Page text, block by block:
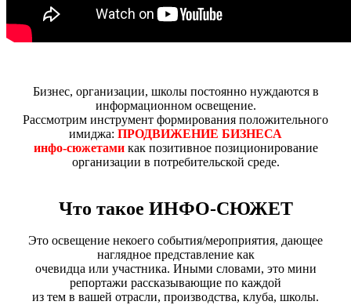
Бизнес, организации, школы постоянно нуждаются в
информационном освещение.
Рассмотрим инструмент формирования положительного
имиджа: ПРОДВИЖЕНИЕ БИЗНЕСА
инфо-сюжетамикак позитивное позиционирование
организации в потребительской среде.
Что такое ИНФО-СЮЖЕТ
Это освещение некоего события/мероприятия, дающее
наглядное представление как
очевидца или участника. Иными словами, это мини
репортажи рассказывающие по каждой
из тем в вашей отрасли, производства, клуба, школы.